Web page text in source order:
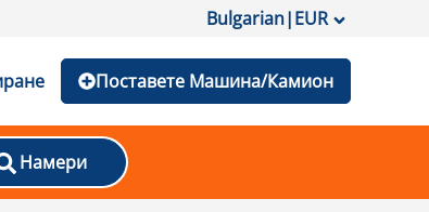
Bulgarian|EUR
Поставете Машина/Камион
Намери